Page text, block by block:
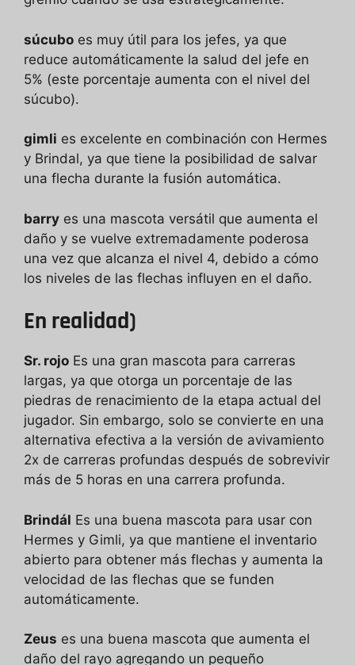
súcubo es muy útil para los jefes, ya que
reduce automáticamente la salud del jefe en
5% (este porcentaje aumenta con el nivel del
súcubo).
gimli es excelente en combinación con Hermes
y Brindal, ya que tiene la posibilidad de salvar
una flecha durante la fusión automática.
barry es una mascota versátil que aumenta el
daño y se vuelve extremadamente poderosa
una vez que alcanza el nivel 4, debido a cómo
los niveles de las flechas influyen en el daño.
En realidad)
Sr. rojo Es una gran mascota para carreras
largas, ya que otorga un porcentaje de las
piedras de renacimiento de la etapa actual del
jugador. Sin embargo, solo se convierte en una
alternativa efectiva a la versión de avivamiento
2x de carreras profundas después de sobrevivir
más de 5 horas en una carrera profunda.
Brindál Es una buena mascota para usar con
Hermes y Gimli, ya que mantiene el inventario
abierto para obtener más flechas y aumenta la
velocidad de las flechas que se funden
automáticamente.
Zeus es una buena mascota que aumenta el
daño del rayo agregando un pequeño